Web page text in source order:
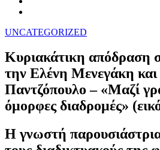
UNCATEGORIZED
Κυριακάτικη απόδραση
την Ελένη Μενεγάκη
Παντζόπουλο – «Μαζί
όμορφες διαδρομές»
Η γνωστή